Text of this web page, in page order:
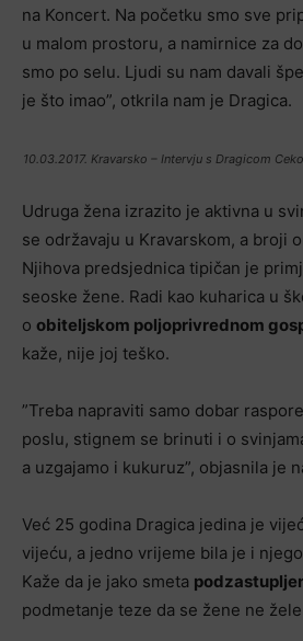
na Koncert. Na početku smo sve
u malom prostoru, a namirnice za
smo po selu. Ljudi su nam davali
je što imao”, otkrila nam je Dragica.
10.03.2017. Kravarsko – Intervju s Dragicom
Udruga žena izrazito je aktivna u
se održavaju u Kravarskom, a broji
Njihova predsjednica tipičan je
seoske žene. Radi kao kuharica u
o obiteljskom poljoprivrednom
kaže, nije joj teško.
”Treba napraviti samo dobar
poslu, stignem se brinuti i o
a uzgajamo i kukuruz”, objasnila je
Već 25 godina Dragica jedina je
vijeću, a jedno vrijeme bila je i
Kaže da je jako smeta
podmetanje teze da se žene ne